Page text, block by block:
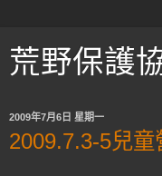
荒野保護
2009年7月6日 星期一
2009.7.3-5兒